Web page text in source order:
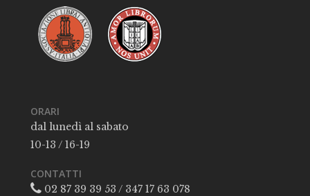
ORARI
dal lunedì al sabato
10-13 / 16-19
CONTATTI
02 87 39 39 53 / 347 17 63 078